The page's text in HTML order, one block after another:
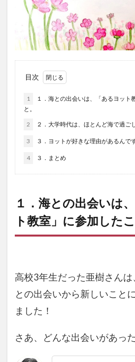
目次
1
１．海との出会いは、「あるヨット
と。
2 ２．大学時代は、ほとんど海で過ご
3 ３．ヨットが好きな理由があるんです
4 ３．まとめ
１．海との出会いは
ト教室」に参加したこ
高校3年生だった亜樹さん
との出会いから新しいこと
ました！
さあ、どんな出会いがあっ